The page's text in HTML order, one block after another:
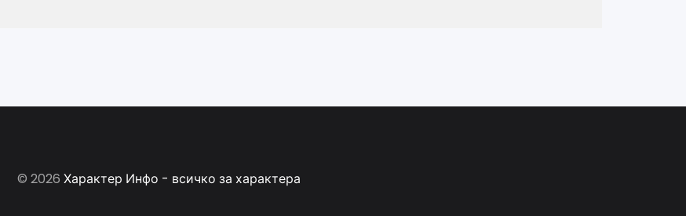
© 2026 Характер Инфо - всичко за характера